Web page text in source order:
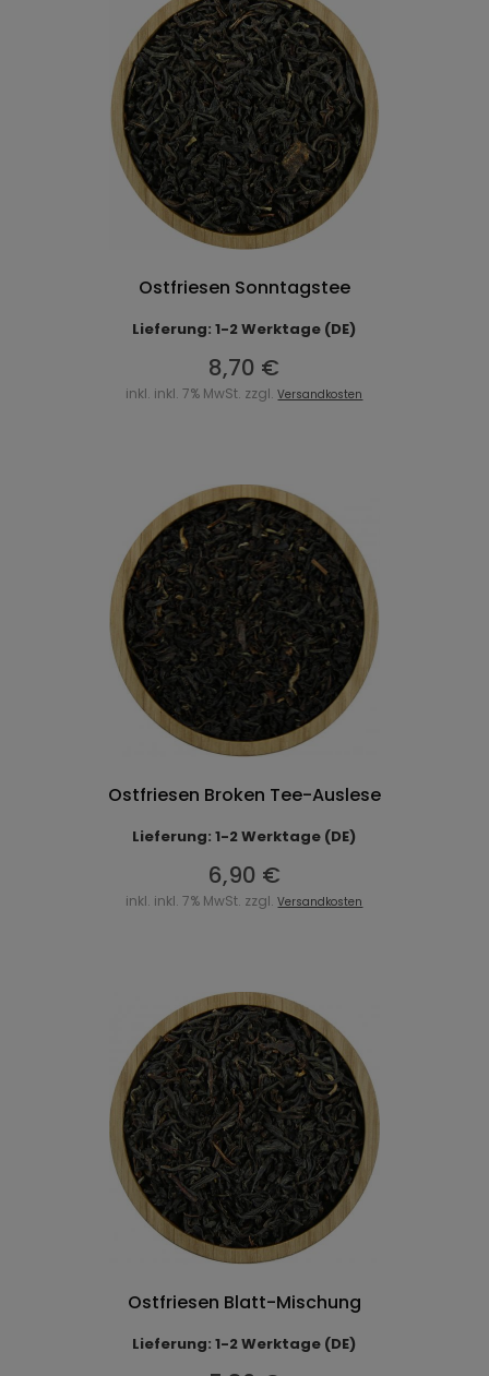
Ostfriesen Sonntagstee
Lieferung: 1-2 Werktage (DE)
8,70 €
inkl. inkl. 7% MwSt. zzgl.Versandkosten
Ostfriesen Broken Tee-Auslese
Lieferung: 1-2 Werktage (DE)
6,90 €
inkl. inkl. 7% MwSt. zzgl.Versandkosten
Ostfriesen Blatt-Mischung
Lieferung: 1-2 Werktage (DE)